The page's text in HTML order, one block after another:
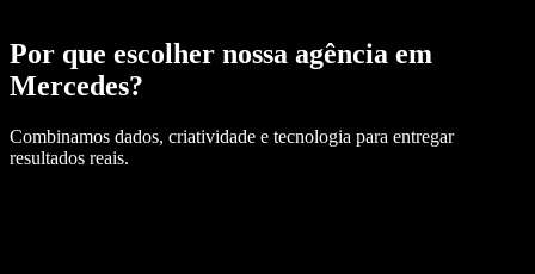
Por que escolher nossa agência em
Mercedes?
Combinamos dados, criatividade e tecnologia para entregar
resultados reais.